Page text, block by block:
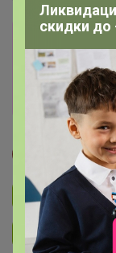
Подписаться на
Подписаться
скидки до